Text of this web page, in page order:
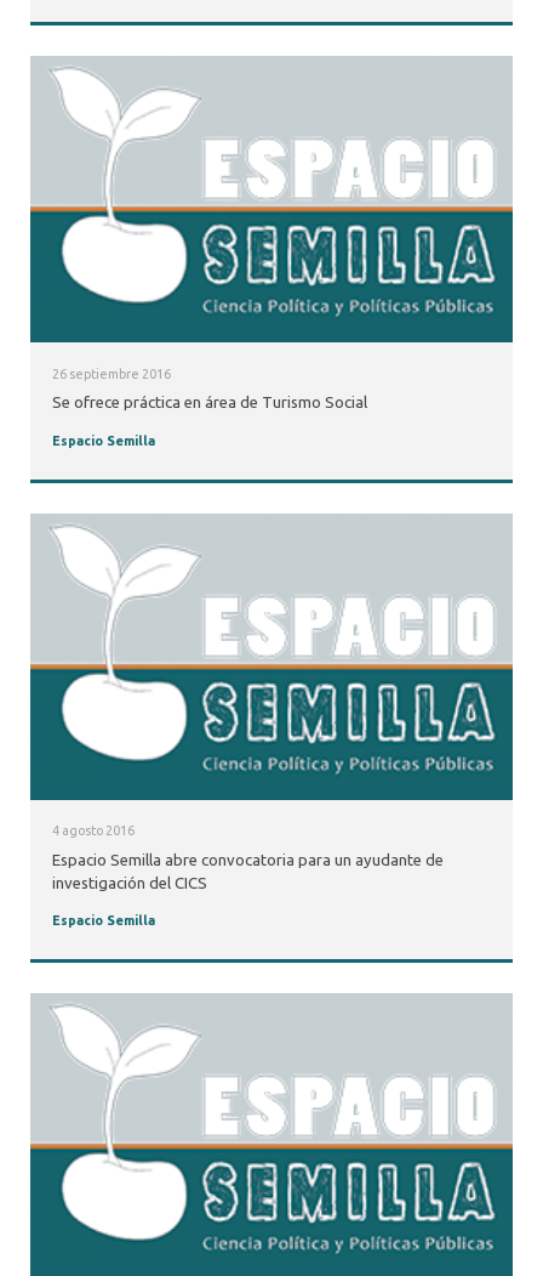
26 septiembre 2016
Se ofrece práctica en área de Turismo Social
Espacio Semilla
4 agosto 2016
Espacio Semilla abre convocatoria para un ayudante de
investigación del CICS
Espacio Semilla